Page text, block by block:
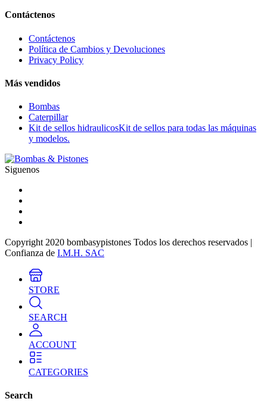
Contáctenos
Contáctenos
Política de Cambios y Devoluciones
Privacy Policy
Más vendidos
Bombas
Caterpillar
Kit de sellos hidraulicosKit de sellos para todas las máquinas
y modelos.
Siguenos
Copyright 2020 bombasypistones Todos los derechos reservados |
Confianza de I.M.H. SAC
STORE
SEARCH
ACCOUNT
CATEGORIES
Search